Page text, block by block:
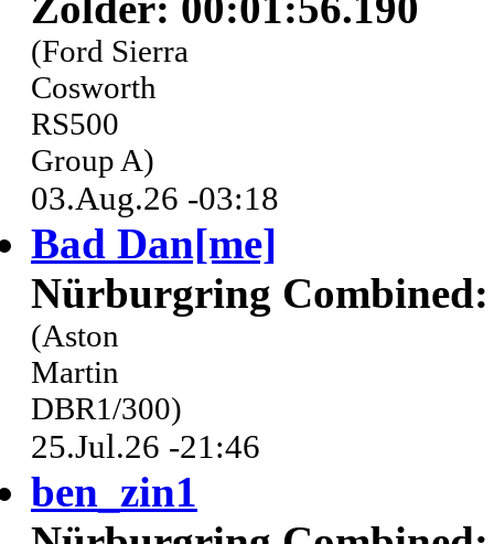
(Ford Sierra
Cosworth
RS500
Group A)
03.Aug.26 -03:18
Bad Dan[me]
Nürburgring Combined:
(Aston
Martin
DBR1/300)
25.Jul.26 -21:46
ben_zin1